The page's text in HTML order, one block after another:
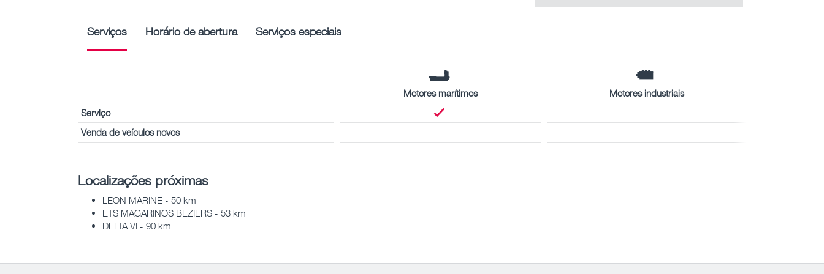
Serviços Horário de abertura Serviços especiais
Motores marítimos
Motores industriais
Serviço
Venda de veículos novos
Localizações próximas
LEON MARINE - 50 km
ETS MAGARINOS BEZIERS - 53 km
DELTA VI - 90 km